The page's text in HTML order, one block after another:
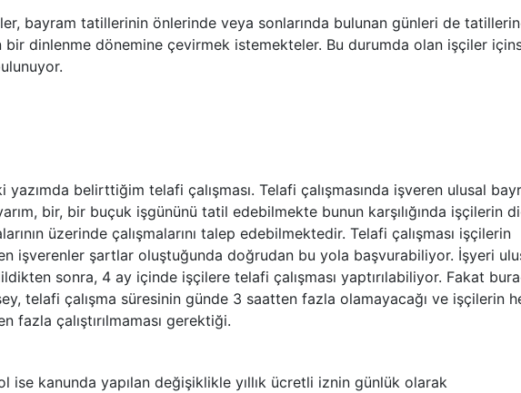
bayram tatillerinin önlerinde veya sonlarında bulunan günleri de
bir dinlenme dönemine çevirmek istemekteler. Bu durumda olan işçiler
belirttiğim telafi çalışması. Telafi çalışmasında işveren ulusal
bir, bir buçuk işgününü tatil edebilmekte bunun karşılığında işçilerin
üzerinde çalışmalarını talep edebilmektedir. Telafi çalışması işçilerin
işverenler şartlar oluştuğunda doğrudan bu yola başvurabiliyor. İşyeri
sonra, 4 ay içinde işçilere telafi çalışması yaptırılabiliyor. Fakat
telafi çalışma süresinin günde 3 saatten fazla olamayacağı ve işçilerin
fazla çalıştırılmaması gerektiği.
ise kanunda yapılan değişiklikle yıllık ücretli iznin günlük olarak